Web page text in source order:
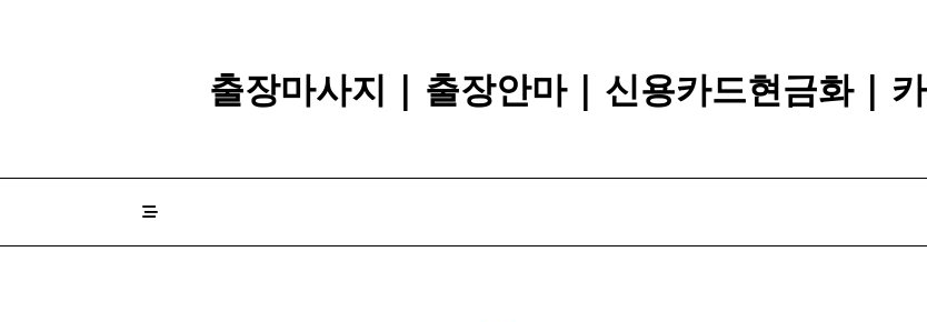
출장마사지 | 출장안마 | 신용카드현금화 |